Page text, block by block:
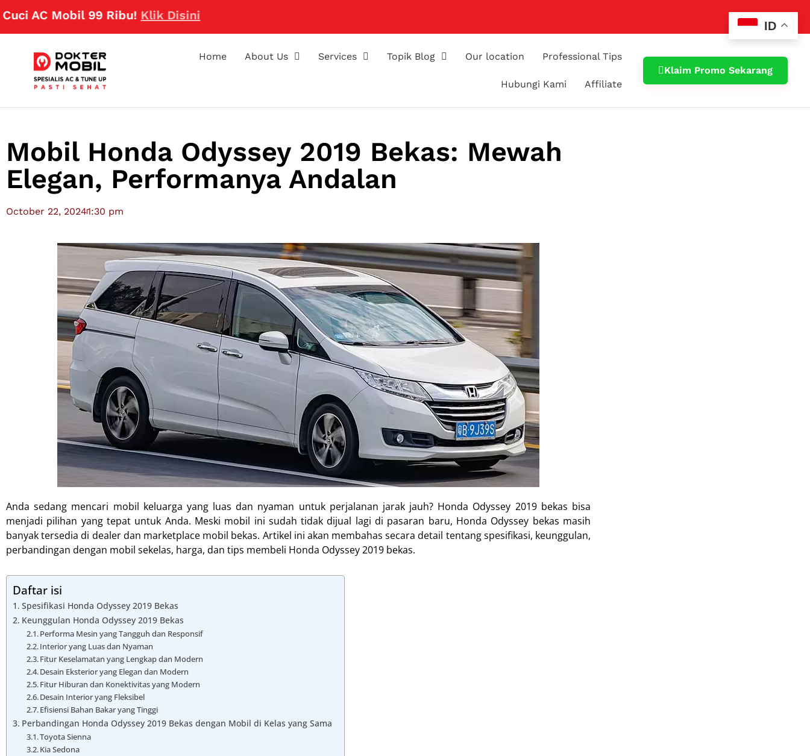
Mobil 99 Ribu!Klik Disini
Home About Us Services Topik Blog Our location Professional Tips
Hubungi Kami Affiliate
Klaim Promo Sekarang
Mobil Honda Odyssey 2019 Bekas: Mewah
Elegan, Performanya Andalan
October 22, 20241:30 pm
Anda sedang mencari mobil keluarga yang luas dan nyaman untuk perjalanan jarak jauh? Honda Odyssey 2019 bekas bisa
menjadi pilihan yang tepat untuk Anda. Meski mobil ini sudah tidak dijual lagi di pasaran baru, Honda Odyssey bekas masih
banyak tersedia di dealer dan marketplace mobil bekas. Artikel ini akan membahas secara detail tentang spesifikasi, keunggulan,
perbandingan dengan mobil sekelas, harga, dan tips membeli Honda Odyssey 2019 bekas.
Daftar isi
Spesifikasi Honda Odyssey 2019 Bekas
Keunggulan Honda Odyssey 2019 Bekas
Performa Mesin yang Tangguh dan Responsif
Interior yang Luas dan Nyaman
Fitur Keselamatan yang Lengkap dan Modern
Desain Eksterior yang Elegan dan Modern
Fitur Hiburan dan Konektivitas yang Modern
Desain Interior yang Fleksibel
Efisiensi Bahan Bakar yang Tinggi
Perbandingan Honda Odyssey 2019 Bekas dengan Mobil di Kelas yang Sama
Toyota Sienna
Kia Sedona
ID